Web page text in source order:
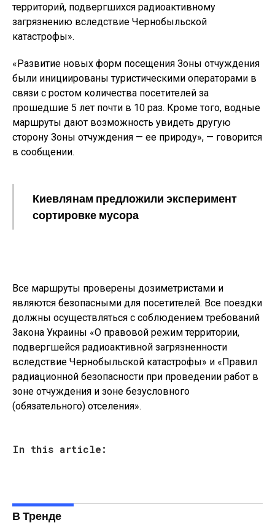
территорий, подвергшихся радиоактивному
загрязнению вследствие Чернобыльской
катастрофы».
«Развитие новых форм посещения Зоны отчуждения
были инициированы туристическими операторами в
связи с ростом количества посетителей за
прошедшие 5 лет почти в 10 раз. Кроме того, водные
маршруты дают возможность увидеть другую
сторону Зоны отчуждения — ее природу», — говорится
в сообщении.
Киевлянам предложили эксперимент
сортировке мусора
Все маршруты проверены дозиметристами и
являются безопасными для посетителей. Все поездки
должны осуществляться с соблюдением требований
Закона Украины «О правовой режим территории,
подвергшейся радиоактивной загрязненности
вследствие Чернобыльской катастрофы» и «Правил
радиационной безопасности при проведении работ в
зоне отчуждения и зоне безусловного
(обязательного) отселения».
In this article:
В Тренде